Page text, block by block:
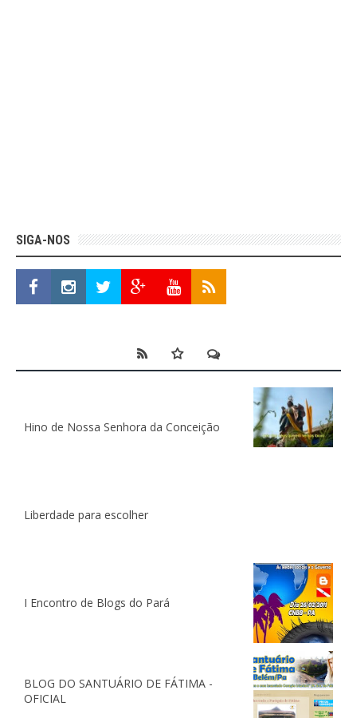
SIGA-NOS
Hino de Nossa Senhora da Conceição
Liberdade para escolher
I Encontro de Blogs do Pará
BLOG DO SANTUÁRIO DE FÁTIMA -
OFICIAL